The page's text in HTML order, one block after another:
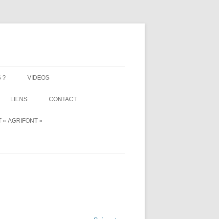
? VIDEOS
LIENS CONTACT
« AGRIFONT »